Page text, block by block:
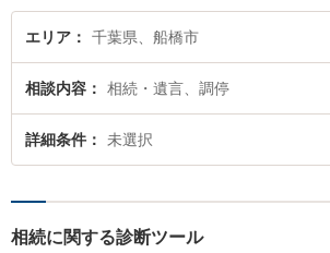
エリア 千葉県、船橋市
相談内容 相続・遺言、調停
詳細条件 未選択
相続に関する診断ツール